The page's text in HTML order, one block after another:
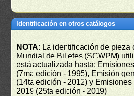
Identificación en otros catálogos
NOTA: La identificación de pieza
Mundial de Billetes (SCWPM)
está actualizada hasta:
(7ma edición - 1995), Emisión
(14ta edición - 2012) y
2019 (25ta edición - 2019)